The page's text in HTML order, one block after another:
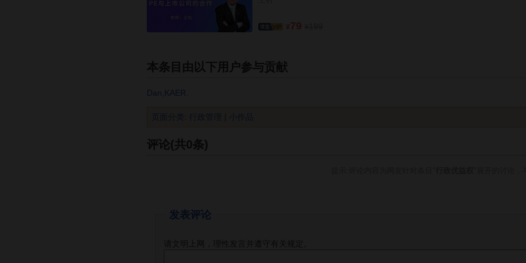
本条目由以下用户参与贡献
Dan KAER
页面分类 行政管理 小作品
评论(共0条)
发表评论
请文明上网，理性发言并遵守有关规定。